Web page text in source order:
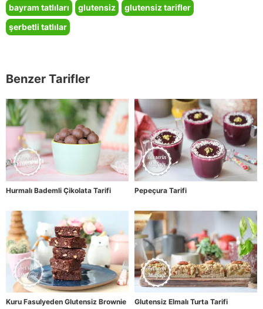
bayram tatlıları glutensiz
glutensiz tarifler
şerbetli tatlılar
Benzer Tarifler
Hurmalı Bademli Çikolata Tarifi Pepeçura Tarifi
Kuru Fasulyeden Glutensiz Brownie
Glutensiz Elmalı Turta Tarifi